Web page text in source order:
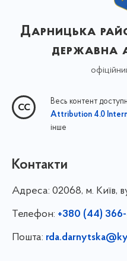
Дарницька
державна
Весь контент
Attribution 4.0
інше
Контакти
Адреса: 02068, м. Київ,
Телефон: +380 (44)
Пошта: